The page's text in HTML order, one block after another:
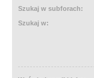
Szukaj w subforach:
Szukaj w: